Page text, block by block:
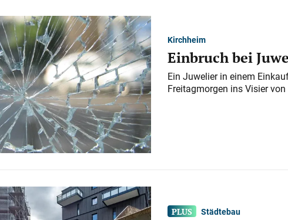
Kirchheim
Einbruch bei
Ein Juwelier in einem
Freitagmorgen ins Visier
Städtebau